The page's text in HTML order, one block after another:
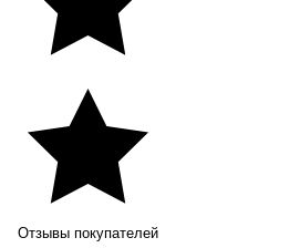
Отзывы покупателей